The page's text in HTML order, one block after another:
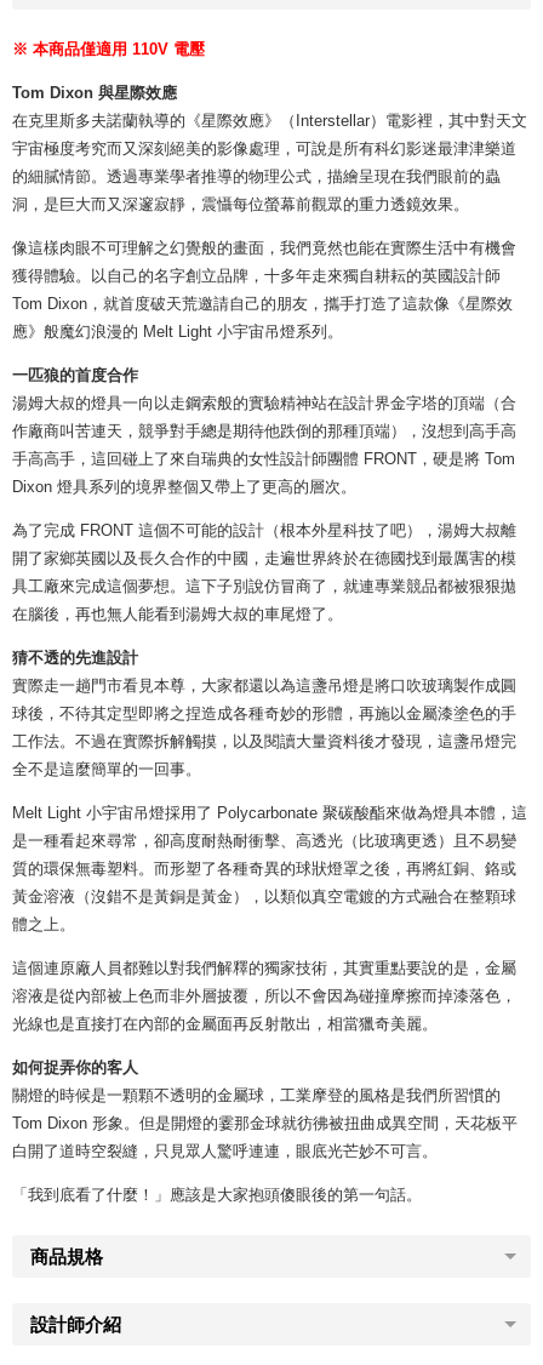
※ 本商品僅適用 110V 電壓
Tom Dixon 與星際效應
在克里斯多夫諾蘭執導的《星際效應》（Interstellar）電影裡，其中對天文
宇宙極度考究而又深刻絕美的影像處理，可說是所有科幻影迷最津津樂道
的細膩情節。透過專業學者推導的物理公式，描繪呈現在我們眼前的蟲
洞，是巨大而又深邃寂靜，震懾每位螢幕前觀眾的重力透鏡效果。
像這樣肉眼不可理解之幻覺般的畫面，我們竟然也能在實際生活中有機會
獲得體驗。以自己的名字創立品牌，十多年走來獨自耕耘的英國設計師
Tom Dixon，就首度破天荒邀請自己的朋友，攜手打造了這款像《星際效
應》般魔幻浪漫的 Melt Light 小宇宙吊燈系列。
一匹狼的首度合作
湯姆大叔的燈具一向以走鋼索般的實驗精神站在設計界金字塔的頂端（合
作廠商叫苦連天，競爭對手總是期待他跌倒的那種頂端），沒想到高手高
手高高手，這回碰上了來自瑞典的女性設計師團體 FRONT，硬是將 Tom
Dixon 燈具系列的境界整個又帶上了更高的層次。
為了完成 FRONT 這個不可能的設計（根本外星科技了吧），湯姆大叔離
開了家鄉英國以及長久合作的中國，走遍世界終於在德國找到最厲害的模
具工廠來完成這個夢想。這下子別說仿冒商了，就連專業競品都被狠狠拋
在腦後，再也無人能看到湯姆大叔的車尾燈了。
猜不透的先進設計
實際走一趟門市看見本尊，大家都還以為這盞吊燈是將口吹玻璃製作成圓
球後，不待其定型即將之捏造成各種奇妙的形體，再施以金屬漆塗色的手
工作法。不過在實際拆解觸摸，以及閱讀大量資料後才發現，這盞吊燈完
全不是這麼簡單的一回事。
Melt Light 小宇宙吊燈採用了 Polycarbonate 聚碳酸酯來做為燈具本體，這
是一種看起來尋常，卻高度耐熱耐衝擊、高透光（比玻璃更透）且不易變
質的環保無毒塑料。而形塑了各種奇異的球狀燈罩之後，再將紅銅、鉻或
黃金溶液（沒錯不是黃銅是黃金），以類似真空電鍍的方式融合在整顆球
體之上。
這個連原廠人員都難以對我們解釋的獨家技術，其實重點要說的是，金屬
溶液是從內部被上色而非外層披覆，所以不會因為碰撞摩擦而掉漆落色，
光線也是直接打在內部的金屬面再反射散出，相當獵奇美麗。
如何捉弄你的客人
關燈的時候是一顆顆不透明的金屬球，工業摩登的風格是我們所習慣的
Tom Dixon 形象。但是開燈的霎那金球就彷彿被扭曲成異空間，天花板平
白開了道時空裂縫，只見眾人驚呼連連，眼底光芒妙不可言。
「我到底看了什麼！」應該是大家抱頭傻眼後的第一句話。
商品規格
設計師介紹